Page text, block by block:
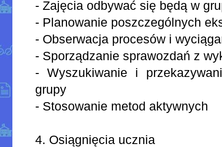
- Zajęcia odbywać się będą w
- Planowanie poszczególnych
- Obserwacja procesów i
- Sporządzanie sprawozdań z
- Wyszukiwanie i
grupy
- Stosowanie metod aktywnych
4. Osiągnięcia ucznia